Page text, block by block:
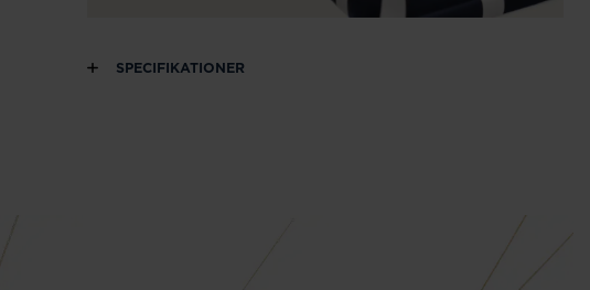
SPECIFIKATIONER